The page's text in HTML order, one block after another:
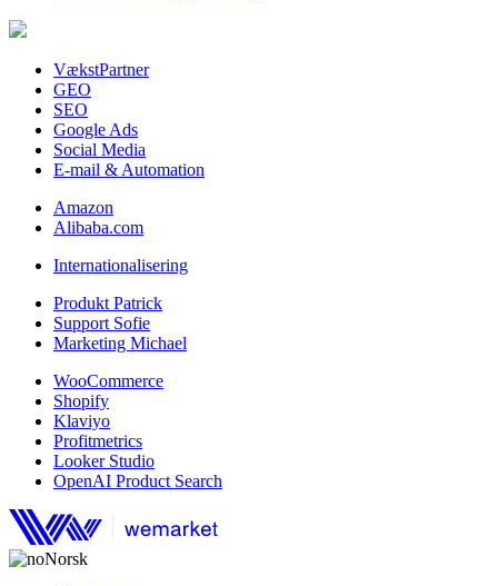
VækstPartner
GEO
SEO
Google Ads
Social Media
E-mail & Automation
Amazon
Alibaba.com
Internationalisering
Produkt Patrick
Support Sofie
Marketing Michael
WooCommerce
Shopify
Klaviyo
Profitmetrics
Looker Studio
OpenAI Product Search
Norsk